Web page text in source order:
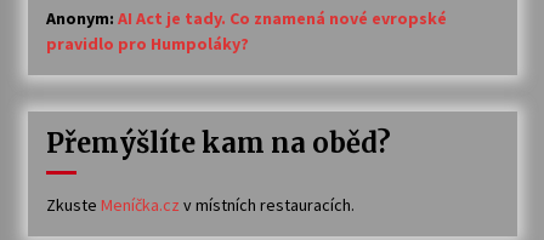
Anonym: AI Act je tady. Co znamená nové evropské
pravidlo pro Humpoláky?
Přemýšlíte kam na oběd?
Zkuste Meníčka.cz v místních restauracích.